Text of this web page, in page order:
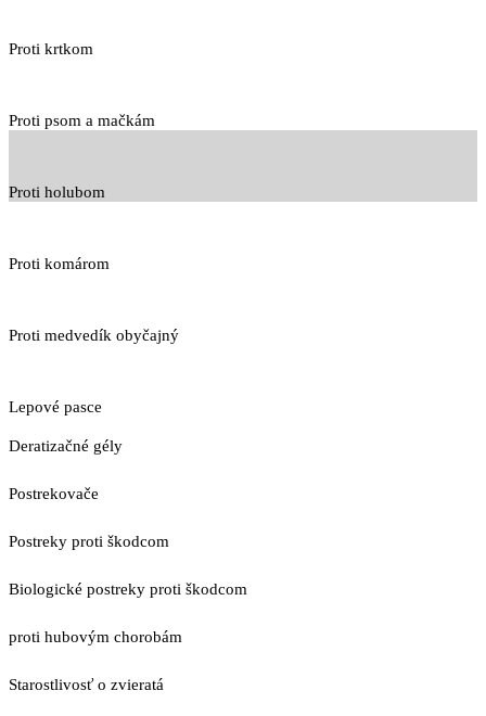
Proti krtkom
Proti psom a mačkám
Proti holubom
Proti komárom
Proti medvedík obyčajný
Lepové pasce
Deratizačné gély
Postrekovače
Postreky proti škodcom
Biologické postreky proti škodcom
proti hubovým chorobám
Starostlivosť o zvieratá